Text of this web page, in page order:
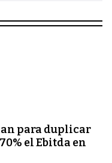
para duplicar
el Ebitda en